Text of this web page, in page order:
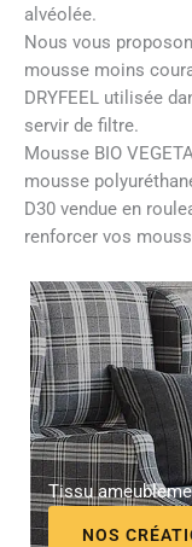
alvéolée.
Nous vous
mousse moins
DRYFEEL utilisée
servir de filtre.
Mousse BIO
mousse
D30 vendue en
renforcer vos
Tissu
NOS